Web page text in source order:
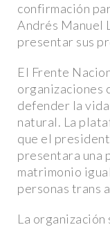
confirmación
Andrés Manuel
presentar sus
El Frente
organizaciones
defender la
natural. La
que el
presentara una
matrimonio
personas trans
La
ACTUALIDAD